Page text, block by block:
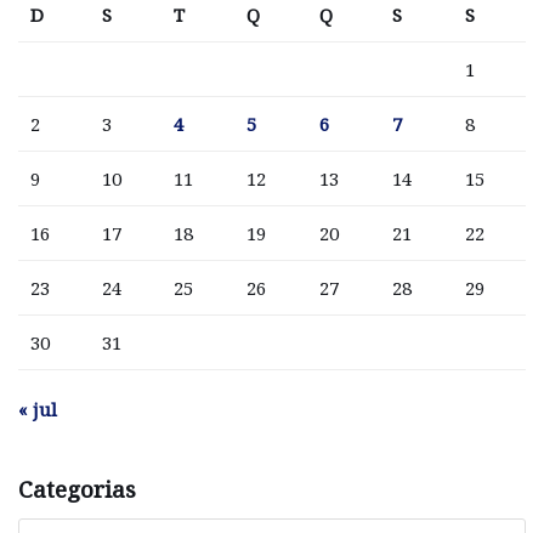
D
S T Q Q S S
1
2 3 4 5 6 7 8
9 10 11 12 13 14 15
16 17 18 19 20 21 22
23 24 25 26 27 28 29
30 31
« jul
Categorias